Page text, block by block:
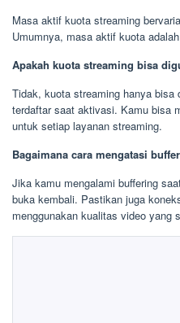
Masa aktif kuota streaming
Umumnya, masa aktif kuota
Apakah kuota streaming bisa
Tidak, kuota streaming hanya bisa
terdaftar saat aktivasi. Kamu bisa
untuk setiap layanan streaming.
Bagaimana cara mengatasi
Jika kamu mengalami buffering
buka kembali. Pastikan juga
menggunakan kualitas video yang